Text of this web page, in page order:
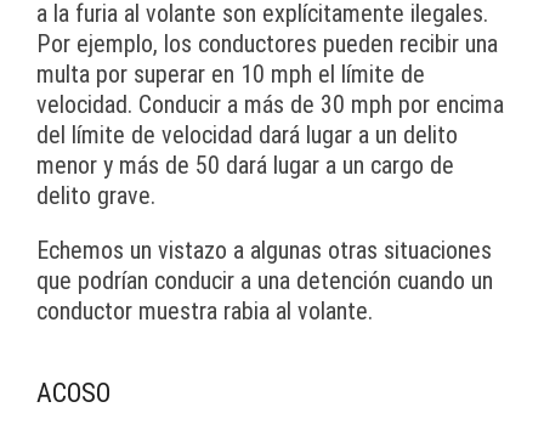
a la furia al volante son explícitamente ilegales.
Por ejemplo, los conductores pueden recibir una
multa por superar en 10 mph el límite de
velocidad. Conducir a más de 30 mph por encima
del límite de velocidad dará lugar a un delito
menor y más de 50 dará lugar a un cargo de
delito grave.
Echemos un vistazo a algunas otras situaciones
que podrían conducir a una detención cuando un
conductor muestra rabia al volante.
ACOSO